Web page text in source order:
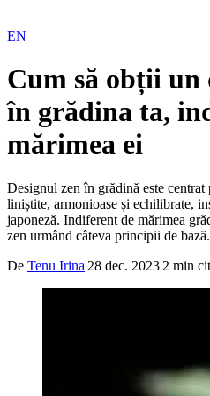
EN
Cum să obții un
în grădina ta,
mărimea ei
Designul zen în grădină este centrat
liniștite, armonioase și echilibrate,
japoneză. Indiferent de mărimea
zen urmând câteva principii de bază.
De Tenu Irina|28 dec. 2023|2 min